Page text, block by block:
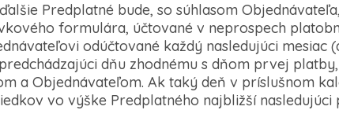
Predplatné bude, so súhlasom
formulára, účtované v neprospech
odúčtované každý nasledujúci mesiac
dňu zhodnému s dňom prvej
a Objednávateľom. Ak taký deň v príslušnom
vo výške Predplatného najbližší nasledujúci